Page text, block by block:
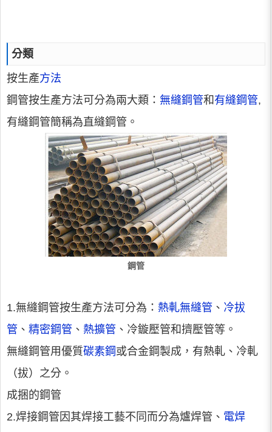
分類
按生產方法
鋼管按生產方法可分為兩大類： 無縫鋼管和 有縫鋼管,
有縫鋼管簡稱為直縫鋼管。
鋼管
1.無縫鋼管按生產方法可分為： 熱軋無縫管 、 冷拔
管 、 精密鋼管 、 熱擴管 、冷鏇壓管和擠壓管等。
無縫鋼管用優質碳素鋼 或合金鋼製成，有熱軋、冷軋
（拔）之分。
成捆的鋼管
2.焊接鋼管因其焊接工藝不同而分為爐焊管、 電焊